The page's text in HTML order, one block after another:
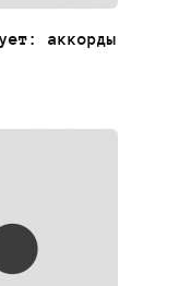
аккорды